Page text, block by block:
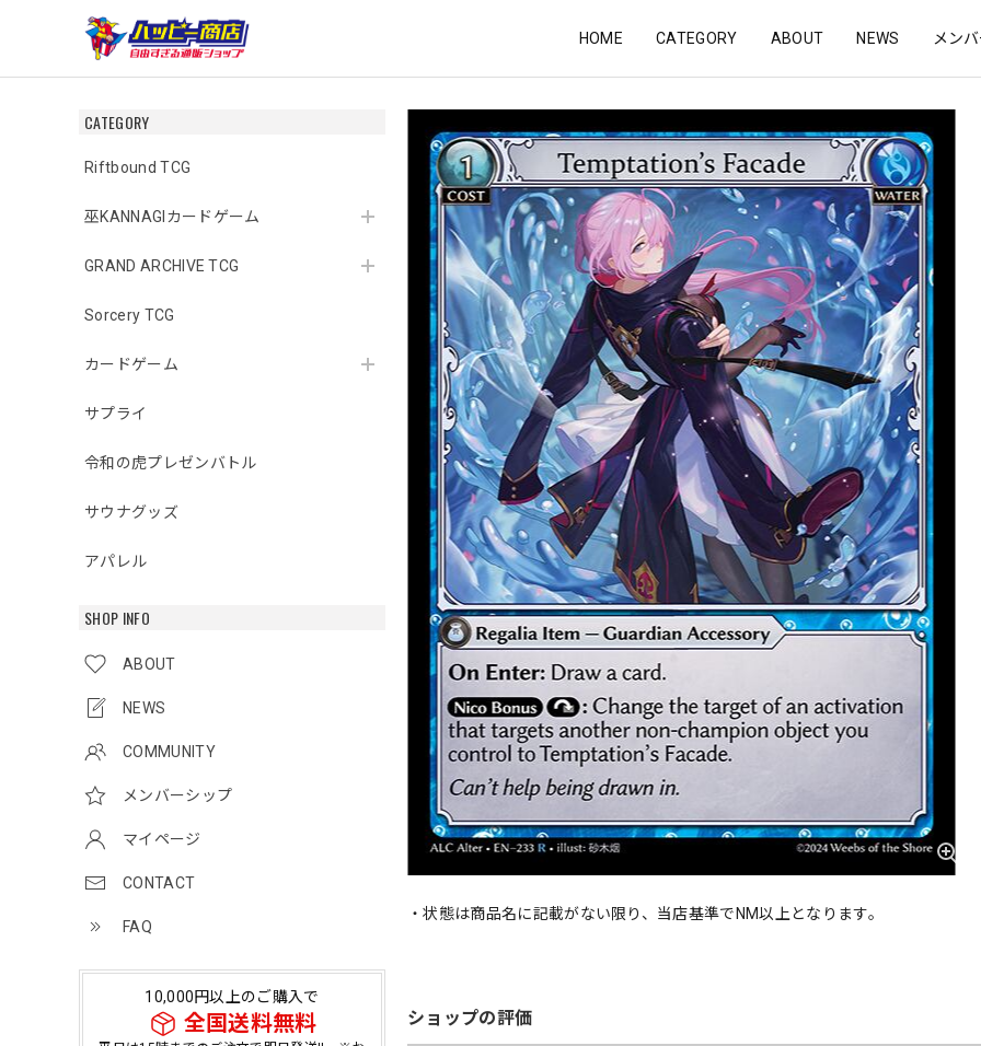
HOME CATEGORY ABOUT NEWS メン
CATEGORY
Riftbound TCG
巫KANNAGIカードゲーム
GRAND ARCHIVE TCG
Sorcery TCG
カードゲーム
サプライ
令和の虎プレゼンバトル
サウナグッズ
アパレル
SHOP INFO
ABOUT
NEWS
COMMUNITY
メンバーシップ
マイページ
CONTACT
FAQ
10,000円以上のご購入で
全国送料無料
・状態は商品名に記載がない限り、当店基準でNM以上となります。
ショップの評価